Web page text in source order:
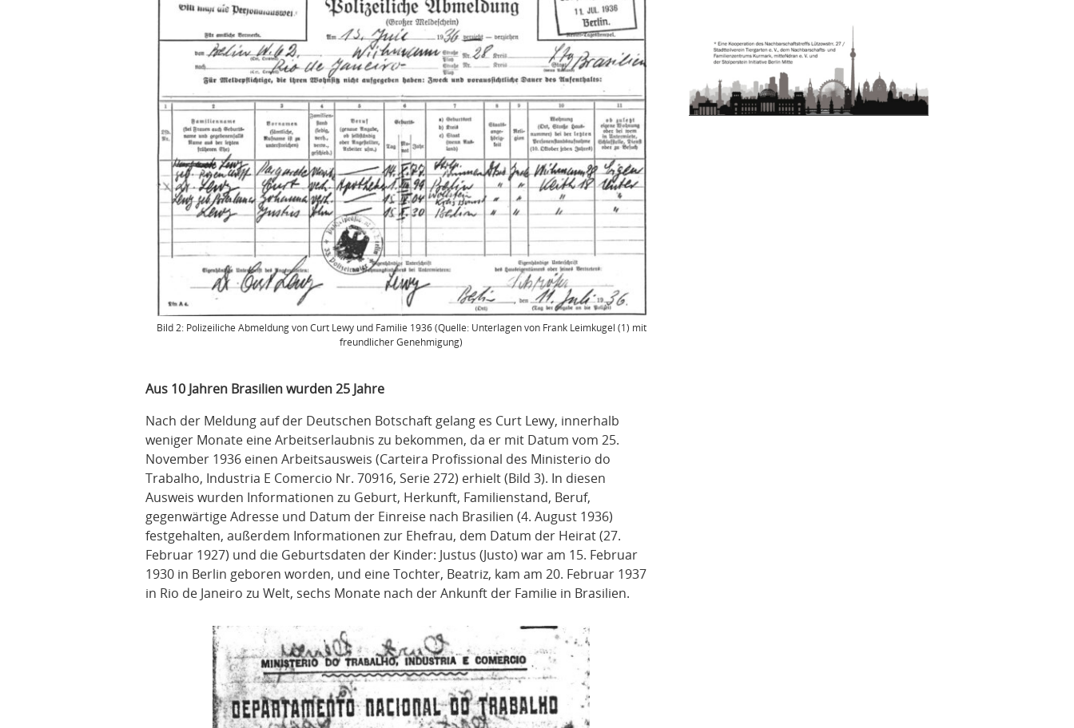
Bild 2: Polizeiliche Abmeldung von Curt Lewy und Familie 1936 (Quelle: Unterlagen von Frank Leimkugel (1) mit
freundlicher Genehmigung)
Aus 10 Jahren Brasilien wurden 25 Jahre
Nach der Meldung auf der Deutschen Botschaft gelang es Curt Lewy, innerhalb
weniger Monate eine Arbeitserlaubnis zu bekommen, da er mit Datum vom 25.
November 1936 einen Arbeitsausweis (Carteira Profissional des Ministerio do
Trabalho, Industria E Comercio Nr. 70916, Serie 272) erhielt (Bild 3). In diesen
Ausweis wurden Informationen zu Geburt, Herkunft, Familienstand, Beruf,
gegenwärtige Adresse und Datum der Einreise nach Brasilien (4. August 1936)
festgehalten, außerdem Informationen zur Ehefrau, dem Datum der Heirat (27.
Februar 1927) und die Geburtsdaten der Kinder: Justus (Justo) war am 15. Februar
1930 in Berlin geboren worden, und eine Tochter, Beatriz, kam am 20. Februar 1937
in Rio de Janeiro zu Welt, sechs Monate nach der Ankunft der Familie in Brasilien.